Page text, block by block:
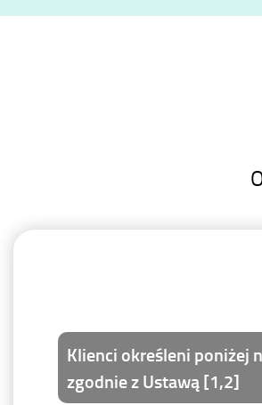
Klienci określeni poniżej
zgodnie z Ustawą [1,2]